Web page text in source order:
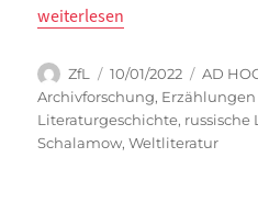
„Franziska Thun-Hohenstein:
weiterlesen
Autor
ZfL
Veröffentlicht
am
10/01/2022 AD
Archivforschung, Erzählungen
Literaturgeschichte, russische
Schalamow,Weltliteratur